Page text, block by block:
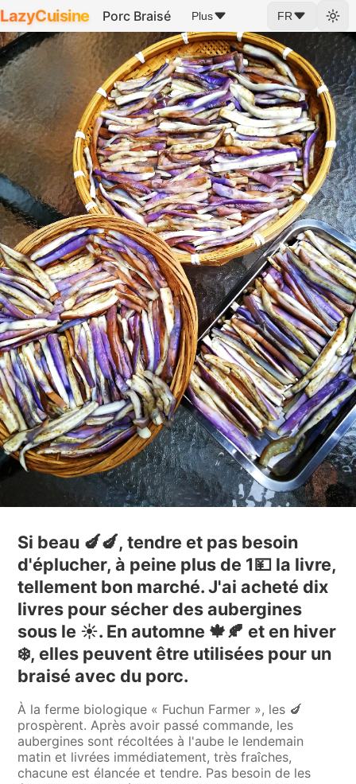
LazyCuisine Porc Braisé Plus FR
Si beau 🍆🍆, tendre et pas besoin
d'éplucher, à peine plus de 1💴 la livre,
tellement bon marché. J'ai acheté dix
livres pour sécher des aubergines
sous le ☀️. En automne 🍁🍂 et en hiver
❄️, elles peuvent être utilisées pour un
braisé avec du porc.
À la ferme biologique « Fuchun Farmer », les 🍆
prospèrent. Après avoir passé commande, les
aubergines sont récoltées à l'aube le lendemain
matin et livrées immédiatement, très fraîches,
chacune est élancée et tendre. Pas besoin de les